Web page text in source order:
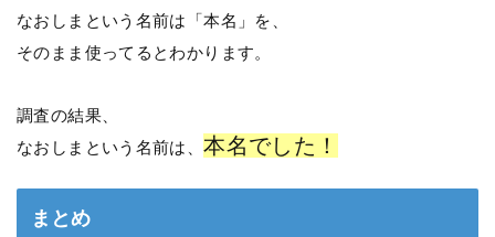
なおしまという名前は「本名」を、
そのまま使ってるとわかります。
調査の結果、
なおしまという名前は、本名でした！
まとめ